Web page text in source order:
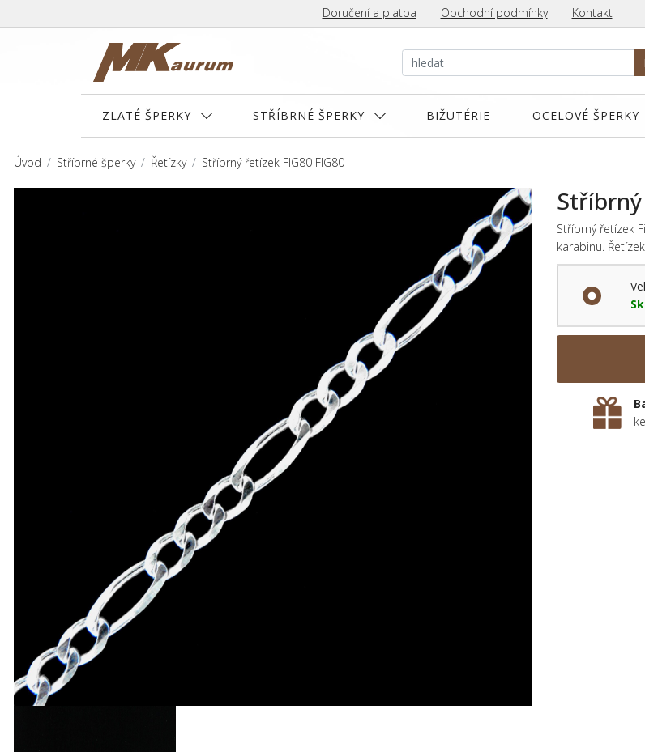
Doručení a platba Obchodní podmínky Kontakt
ZLATÉ ŠPERKY STŘÍBRNÉ ŠPERKY BIŽUTÉRIE OCELOVÉ ŠPERKY
Úvod Stříbrné šperky Řetízky Stříbrný řetízek FIG80 FIG80
Stříbrný řetízek
karabinu.